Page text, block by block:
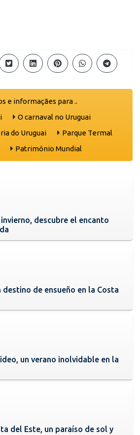
e informaçães para ..
O carnaval no Uruguai
do Uruguai
Parque Termal
Património Mundial
descubre el encanto
destino de ensueño en la Costa
un verano inolvidable en la
del Este, un paraíso de sol y